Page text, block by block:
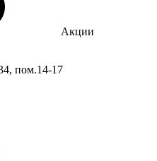
Акции
пом.14-17